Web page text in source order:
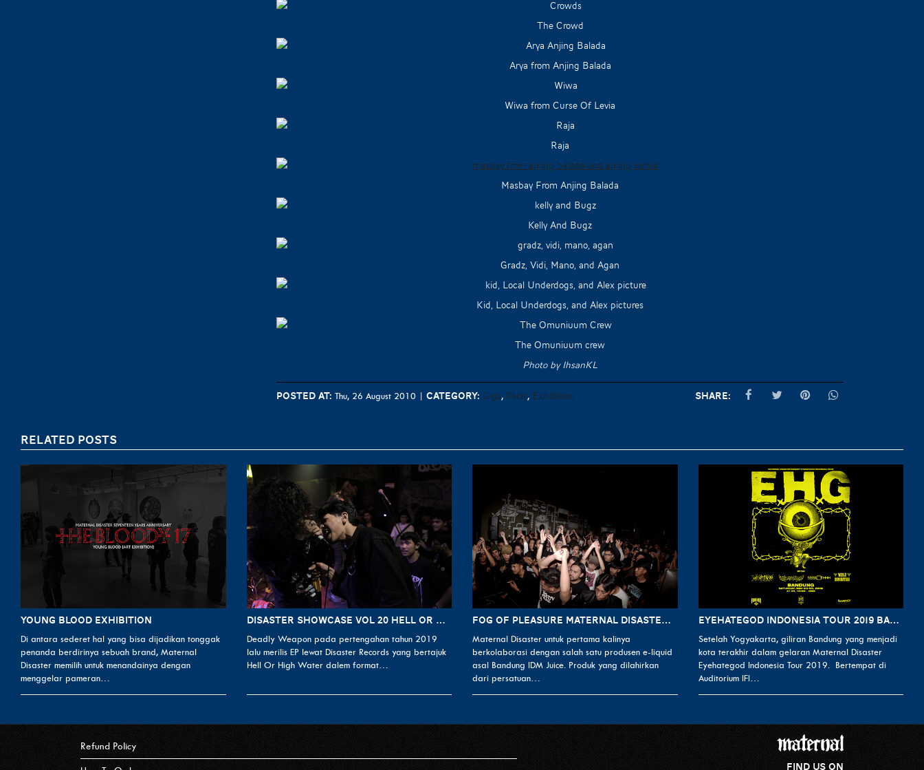
The Crowd
Arya from Anjing Balada
Wiwa from Curse Of Levia
Raja
Masbay From Anjing Balada
Kelly And Bugz
Gradz, Vidi, Mano, and Agan
Kid, Local Underdogs, and Alex pictures
The Omuniuum crew
Photo by IhsanKL
Posted at: Thu, 26 August 2010 | Category: Gigs, Party, Exhibition Share:
RELATED POSTS
YOUNG BLOOD EXHIBITION
Di antara sederet hal yang bisa dijadikan tonggak
penanda berdirinya sebuah brand, Maternal
Disaster memilih untuk menandainya dengan
menggelar pameran…
DISASTER SHOWCASE VOL 20 HELL OR HIGH WATER TOUR
Deadly Weapon pada pertengahan tahun 2019
lalu merilis EP lewat Disaster Records yang bertajuk
Hell Or High Water dalem format…
FOG OF PLEASURE MATERNAL DISASTER X IDM JUICE PARTY
Maternal Disaster untuk pertama kalinya
berkolaborasi dengan salah satu produsen e-liquid
asal Bandung IDM Juice. Produk yang dilahirkan
dari persatuan…
EYEHATEGOD INDONESIA TOUR 2019 BANDUNG
Setelah Yogyakarta, giliran Bandung yang menjadi
kota terakhir dalam gelaran Maternal Disaster
Eyehategod Indonesia Tour 2019. Bertempat di
Auditorium IFI…
Refund Policy
FIND US ON